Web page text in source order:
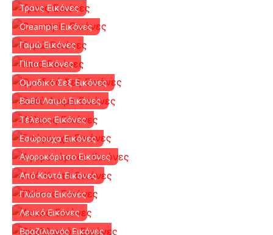
Τρανς Εικόνες
Creampie Εικόνες
Γαμώ Εικόνες
Πίπα Εικόνες
Ομαδικό Σεξ Εικόνες
Βαθύ Λαιμό Εικόνες
Τέλειος Εικόνες
Εσώρουχα Εικόνες
Αγοροκόριτσο Εικόνες
Από Κοντά Εικόνες
Γλώσσα Εικόνες
Λευκό Εικόνες
Βραζιλιανός Εικόνες